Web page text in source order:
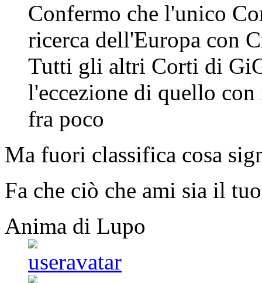
Confermo che l'unico
ricerca dell'Europa con
Tutti gli altri Corti di
l'eccezione di quello
fra poco
Ma fuori classifica cosa
Fa che ciò che ami sia il
Anima di Lupo